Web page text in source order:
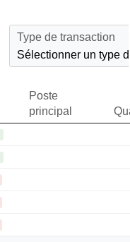
Type de transaction
Sélectionner un type
Poste
principal